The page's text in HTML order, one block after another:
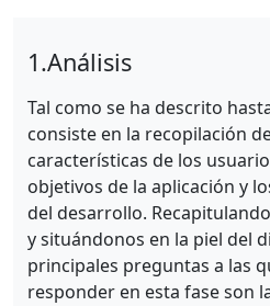
1.Análisis
Tal como se ha descrito
consiste en la recopilación
características de los
objetivos de la aplicación y
del desarrollo.
y situándonos en la piel del
principales preguntas a las
responder en esta fase son